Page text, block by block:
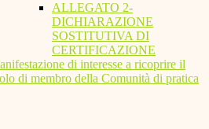
ALLEGATO 2-
DICHIARAZIONE
SOSTITUTIVA DI
CERTIFICAZIONE
di interesse a ricoprire il
di membro della Comunità di pratica